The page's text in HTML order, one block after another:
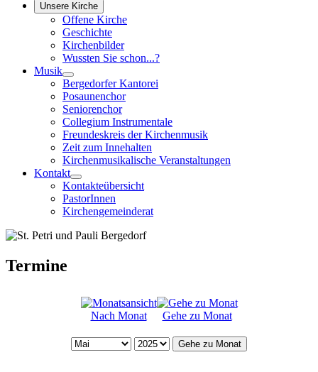
Unsere Kirche
Offene Kirche
Geschichte
Kirchenbilder
Wussten Sie schon...?
Musik
Bergedorfer Kantorei
Posaunenchor
Seniorenchor
Collegium Instrumentale
Freundeskreis der Kirchenmusik
Zeit zum Innehalten
Kirchenmusikalische Veranstaltungen
Kontakt
Kontakteübersicht
PastorInnen
Kirchengemeinderat
Termine
Nach Monat Gehe zu Monat
Gehe zu Monat